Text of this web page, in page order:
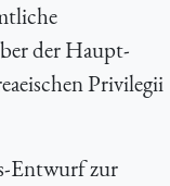
der Haupt-
Privilegii
Entwurf zur